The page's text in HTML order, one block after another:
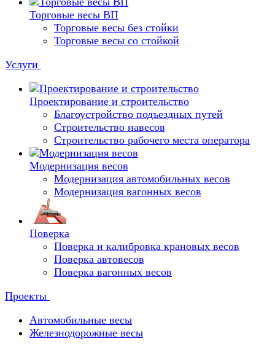
Торговые весы ВП
Торговые весы без стойки
Торговые весы со стойкой
Услуги
Проектирование и строительство
Благоустройство подъездных путей
Строительство навесов
Строительство рабочего места оператора
Модернизация весов
Модернизация автомобильных весов
Модернизация вагонных весов
Поверка
Поверка и калибровка крановых весов
Поверка автовесов
Поверка вагонных весов
Проекты
Автомобильные весы
Железнодорожные весы